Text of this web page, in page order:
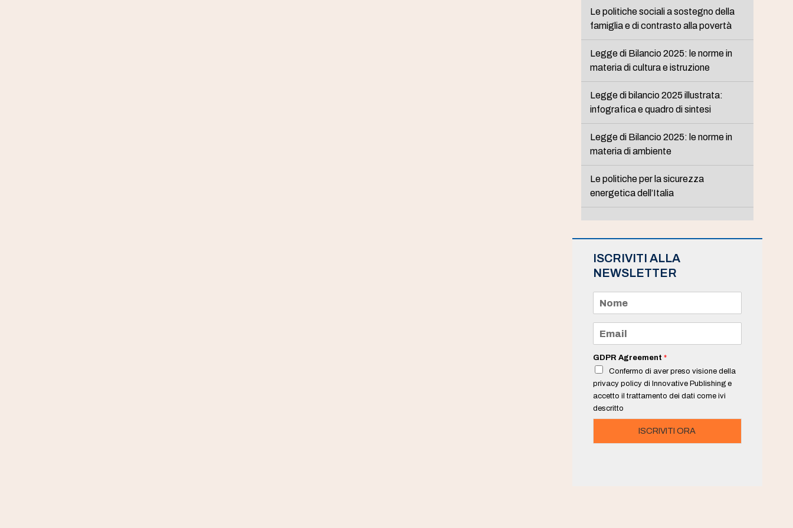
Le politiche sociali a sostegno della
famiglia e di contrasto alla povertà
Legge di Bilancio 2025: le norme in
materia di cultura e istruzione
Legge di bilancio 2025 illustrata:
infografica e quadro di sintesi
Legge di Bilancio 2025: le norme in
materia di ambiente
Le politiche per la sicurezza
energetica dell’Italia
ISCRIVITI ALLA
NEWSLETTER
m
e
a
i
*
GDPR Agreement *
Confermo di aver preso visione della
privacy policy di Innovative Publishing e
accetto il trattamento dei dati come ivi
descritto
ISCRIVITI ORA